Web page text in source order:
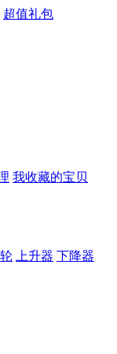
超值礼包
我收藏的宝贝
上升器 下降器